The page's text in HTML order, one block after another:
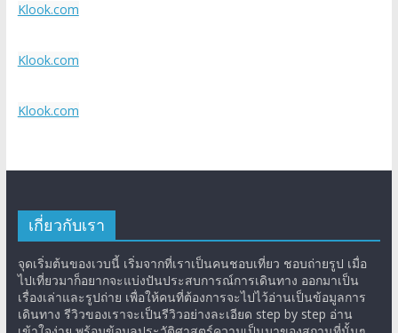
Klook.com
Klook.com
Klook.com
เกี่ยวกับเรา
จุดเริ่มต้นของเวบนี้ เริ่มจากที่เราเป็นคนชอบเที่ยว ชอบถ่ายรูป เมื่อ
ไปเที่ยวมาก็อยากจะแบ่งปันประสบการณ์การเดินทาง ออกมาเป็น
เรื่องเล่าและรูปถ่าย เพื่อให้คนที่ต้องการจะไปไว้อ่านเป็นข้อมูลการ
เดินทาง รีวิวของเราจะเป็นรีวิวอย่างละเอียด step by step อ่าน